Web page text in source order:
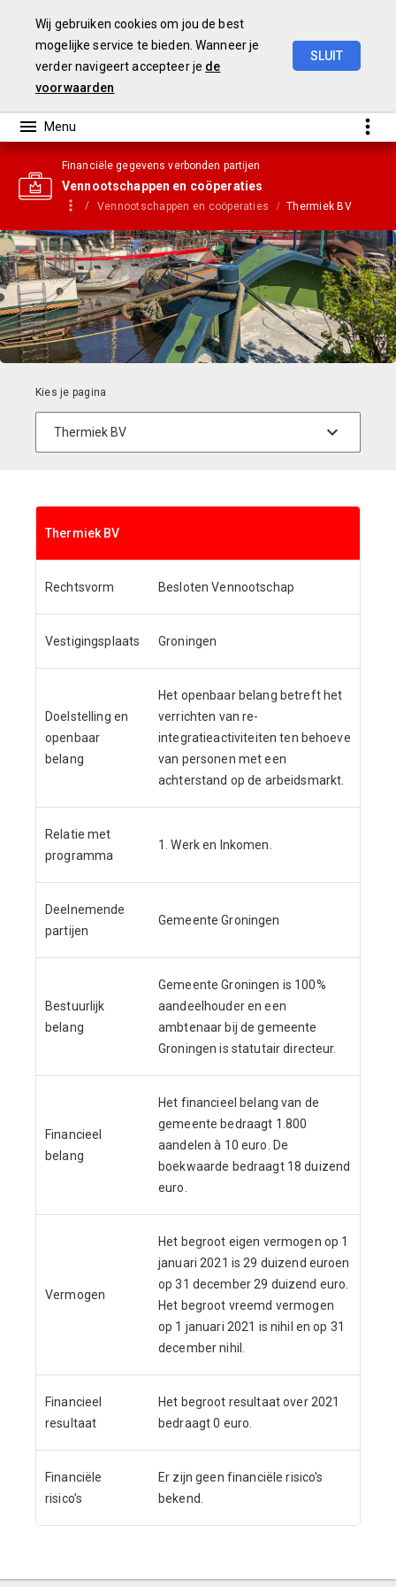
Financiële gegevens verbonden partijen
Vennootschappen en coöperaties
Vennootschappen en coöperaties Thermiek BV
Thermiek BV
Rechtsvorm Besloten Vennootschap
Vestigingsplaats Groningen
Doelstelling en
openbaar
belang
Het openbaar belang betreft het
verrichten van re-
integratieactiviteiten ten behoeve
van personen met een
achterstand op de arbeidsmarkt.
Relatie met
programma
1. Werk en Inkomen.
Deelnemende
partijen
Gemeente Groningen
Bestuurlijk
belang
Gemeente Groningen is 100%
aandeelhouder en een
ambtenaar bij de gemeente
Groningen is statutair directeur.
Financieel
belang
Het financieel belang van de
gemeente bedraagt 1.800
aandelen à 10 euro. De
boekwaarde bedraagt 18 duizend
euro.
Vermogen
Het begroot eigen vermogen op 1
januari 2021 is 29 duizend euroen
op 31 december 29 duizend euro.
Het begroot vreemd vermogen
op 1 januari 2021 is nihil en op 31
december nihil.
Financieel
resultaat
Het begroot resultaat over 2021
bedraagt 0 euro.
Financiële
risico’s
Er zijn geen financiële risico's
bekend.
Wij gebruiken cookies om jou de best
mogelijke service te bieden. Wanneer je
verder navigeert accepteer je de
voorwaarden
SLUIT